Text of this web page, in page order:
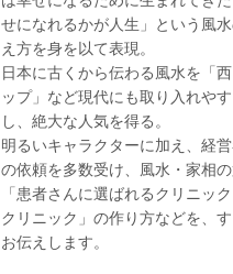
せになれるかが人生」という風
え方を身を以て表現。
日本に古くから伝わる風水を「
ップ」など現代にも取り入れや
し、絶大な人気を得る。
明るいキャラクターに加え、経
の依頼を多数受け、風水・家相
「患者さんに選ばれるクリニッ
クリニック」の作り方などを、
お伝えします。